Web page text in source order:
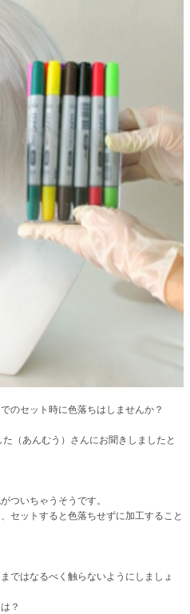
のセット時に色落ちはしませんか？
（あんむう）さんにお聞きしましたと
ついちゃうそうです。
、セットすると色落ちせずに加工すること
ではなるべく触らないようにしましょ
？